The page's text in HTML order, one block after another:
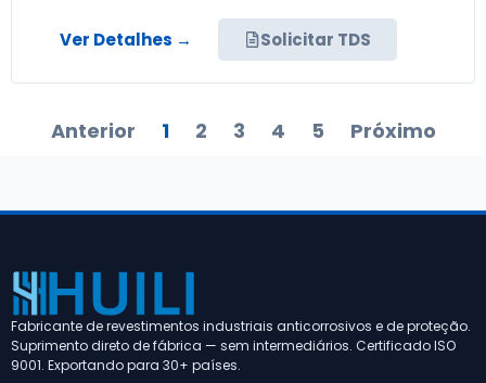
Ver Detalhes → Solicitar TDS
Anterior 1 2 3 4 5 Próximo
Fabricante de revestimentos industriais anticorrosivos e de proteção.
Suprimento direto de fábrica — sem intermediários. Certificado ISO
9001. Exportando para 30+ países.